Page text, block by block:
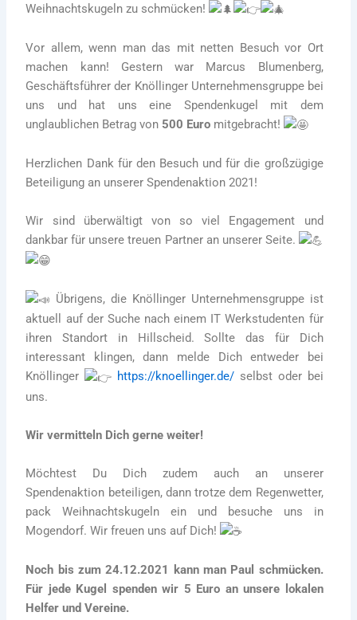
Weihnachtskugeln zu schmücken!
Vor allem, wenn man das mit netten Besuch vor Ort
machen kann! Gestern war Marcus Blumenberg,
Geschäftsführer der Knöllinger Unternehmensgruppe bei
uns und hat uns eine Spendenkugel mit dem
unglaublichen Betrag von 500 Euro mitgebracht!
Herzlichen Dank für den Besuch und für die großzügige
Beteiligung an unserer Spendenaktion 2021!
Wir sind überwältigt von so viel Engagement und
dankbar für unsere treuen Partner an unserer Seite.
Übrigens, die Knöllinger Unternehmensgruppe ist
aktuell auf der Suche nach einem IT Werkstudenten für
ihren Standort in Hillscheid. Sollte das für Dich
interessant klingen, dann melde Dich entweder bei
Knöllinger
https://knoellinger.de/ selbst oder bei
uns.
Wir vermitteln Dich gerne weiter!
Möchtest Du Dich zudem auch an unserer
Spendenaktion beteiligen, dann trotze dem Regenwetter,
pack Weihnachtskugeln ein und besuche uns in
Mogendorf. Wir freuen uns auf Dich!
Noch bis zum 24.12.2021 kann man Paul schmücken.
Für jede Kugel spenden wir 5 Euro an unsere lokalen
Helfer und Vereine.